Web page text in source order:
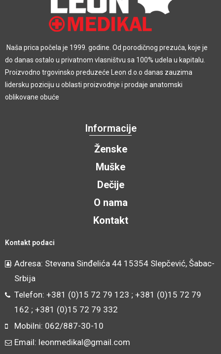
Naša prica počela je 1999. godine. Od porodičnog prezuća, koje je
do danas ostalo u privatnom vlasništvu sa 100% udela u kapitalu.
Proizvodno trgovinsko preduzeće Leon d.o.o danas zauzima
lidersku poziciju u oblasti proizvodnje i prodaje anatomski
oblikovane obuće
Informacije
Ženske
Muške
Dečije
O nama
Kontakt
Kontakt podaci
Adresa: Stevana Sinđelića 44 15354 Slepčević, Šabac-
Srbija
Telefon: +381 (0)15 72 79 123 ; +381 (0)15 72 79
162 ; +381 (0)15 72 79 332
Mobilni: 062/887-30-10
Email: leonmedikal@gmail.com